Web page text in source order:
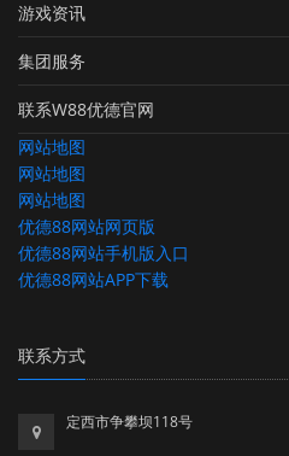
游戏资讯
集团服务
联系W88优德官网
网站地图
网站地图
网站地图
优德88网站网页版
优德88网站手机版入口
优德88网站APP下载
联系方式
定西市争攀坝118号